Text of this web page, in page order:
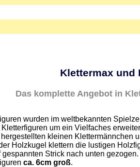
Klettermax und
Das komplette Angebot in
wurden im weltbekannten
um ein Vielfaches
kleinen Klettermännchen
Holzkugel klettern die lustigen
Strick nach unten gezogen.
ca. 6cm groß.